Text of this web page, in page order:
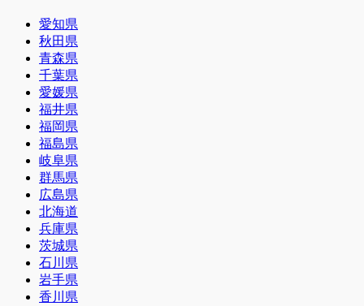
愛知県
秋田県
青森県
千葉県
愛媛県
福井県
福岡県
福島県
岐阜県
群馬県
広島県
北海道
兵庫県
茨城県
石川県
岩手県
香川県